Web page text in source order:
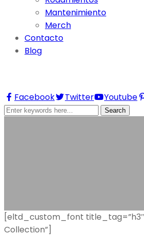
Mantenimiento
Merch
Contacto
Blog
Facebook Twitter Youtube
Search
[eltd_custom_font
Collection”]